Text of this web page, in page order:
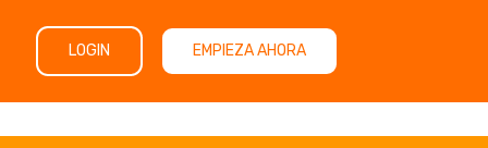
LOGIN EMPIEZA AHORA